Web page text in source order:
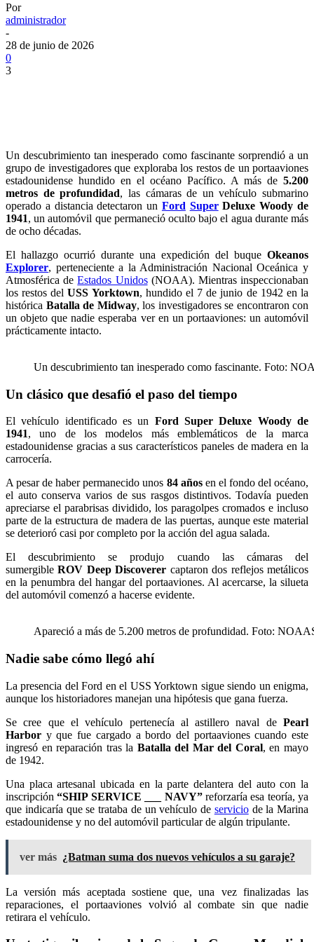
Por
administrador
-
28 de junio de 2026
0
3
Un descubrimiento tan inesperado como fascinante sorprendió a un
grupo de investigadores que exploraba los restos de un portaaviones
estadounidense hundido en el océano Pacífico. A más de 5.200
metros de profundidad, las cámaras de un vehículo submarino
operado a distancia detectaron un Ford SuperDeluxe Woody de
1941, un automóvil que permaneció oculto bajo el agua durante más
de ocho décadas.
El hallazgo ocurrió durante una expedición del buque Okeanos
Explorer, perteneciente a la Administración Nacional Oceánica y
Atmosférica deEstados Unidos(NOAA). Mientras inspeccionaban
los restos delUSS Yorktown, hundido el 7 de junio de 1942 en la
histórica Batalla de Midway, los investigadores se encontraron con
un objeto que nadie esperaba ver en un portaaviones: un automóvil
prácticamente intacto.
Un descubrimiento tan inesperado como fascinante. Foto:
Un clásico que desafió el paso del tiempo
El vehículo identificado es un Ford Super Deluxe Woody de
1941, uno de los modelos más emblemáticos de la marca
estadounidense gracias a sus característicos paneles de madera en la
carrocería.
A pesar de haber permanecido unos 84 añosen el fondo del océano,
el auto conserva varios de sus rasgos distintivos. Todavía pueden
apreciarse el parabrisas dividido, los paragolpes cromados e incluso
parte de la estructura de madera de las puertas, aunque este material
se deterioró casi por completo por la acción del agua salada.
El descubrimiento se produjo cuando las cámaras del
sumergibleROV Deep Discoverer captaron dos reflejos metálicos
en la penumbra del hangar del portaaviones. Al acercarse, la silueta
del automóvil comenzó a hacerse evidente.
Apareció a más de 5.200 metros de profundidad. Foto:
Nadie sabe cómo llegó ahí
La presencia del Ford en el USS Yorktown sigue siendo un enigma,
aunque los historiadores manejan una hipótesis que gana fuerza.
Se cree que el vehículo pertenecía al astillero naval de Pearl
Harbor y que fue cargado a bordo del portaaviones cuando este
ingresó en reparación tras la Batalla del Mar del Coral, en mayo
de 1942.
Una placa artesanal ubicada en la parte delantera del auto con la
inscripción“SHIP SERVICE ___ NAVY”reforzaría esa teoría, ya
que indicaría que se trataba de un vehículo de serviciode la Marina
estadounidense y no del automóvil particular de algún tripulante.
ver más ¿Batman suma dos nuevos vehículos a su garaje?
La versión más aceptada sostiene que, una vez finalizadas las
reparaciones, el portaaviones volvió al combate sin que nadie
retirara el vehículo.